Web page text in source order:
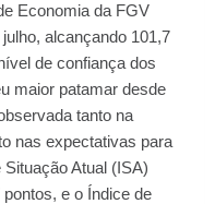
Economia da FGV
alcançando 101,7
de confiança dos
maior patamar desde
tanto na
nas expectativas para
Atual (ISA)
e o Índice de